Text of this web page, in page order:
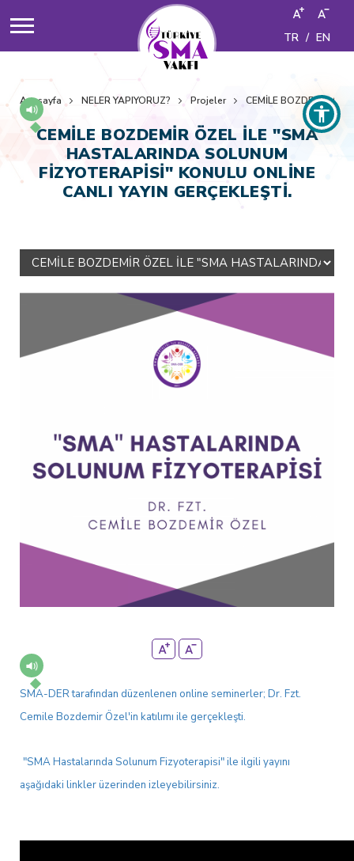
TR / EN
Anasayfa NELER YAPIYORUZ? Projeler CEMİLE BOZDEMİR
CEMİLE BOZDEMİR ÖZEL İLE "SMA
HASTALARINDA SOLUNUM
FİZYOTERAPİSİ" KONULU ONLİNE
CANLI YAYIN GERÇEKLEŞTİ.
SMA-DER tarafından düzenlenen online seminerler; Dr. Fzt.
Cemile Bozdemir Özel'in katılımı ile gerçekleşti.
"SMA Hastalarında Solunum Fizyoterapisi" ile ilgili yayını
aşağıdaki linkler üzerinden izleyebilirsiniz.